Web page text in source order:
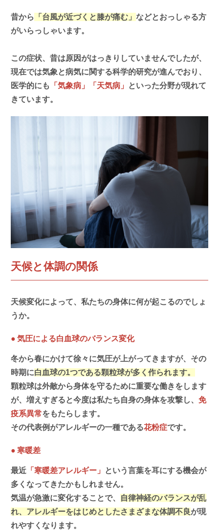
昔から 「台風が近づくと膝が痛む」などとおっしゃる方
がいらっしゃいます。
この症状、昔は原因がはっきりしていませんでしたが、
現在では気象と病気に関する科学的研究が進んでおり、
医学的にも
「気象病」「天気病」 といった分野が現れて
きています。
天候と体調の関係
天候変化によって、私たちの身体に何が起こるのでしょ
うか。
● 気圧による白血球のバランス変化
冬から春にかけて徐々に気圧が上がってきますが、その
時期に白血球の1つである顆粒球が多く作られます。
顆粒球は外敵から身体を守るために重要な働きをします
が、増えすぎると今度は私たち自身の身体を攻撃し、免
疫系異常をもたらします。
その代表例がアレルギーの一種である花粉症です。
● 寒暖差
最近 「寒暖差アレルギー」 という言葉を耳にする機会が
多くなってきたかもしれません。
気温が急激に変化することで、 自律神経のバランスが乱
れ、アレルギーをはじめとしたさまざまな体調不良が現
れやすくなります。